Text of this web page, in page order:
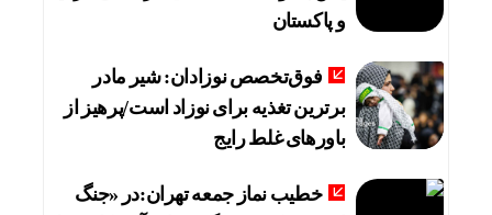
و پاکستان
فوق‌تخصص نوزادان: شیر مادر
برترین تغذیه برای نوزاد است/پرهیز از
باورهای غلط رایج
خطیب نماز جمعه تهران:در «جنگ